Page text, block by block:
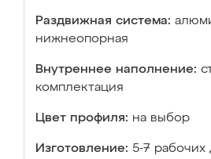
Раздвижная система:
нижнеопорная
Внутреннее наполнение:
комплектация
Цвет профиля: на выбор
Изготовление: 5-7 рабочих